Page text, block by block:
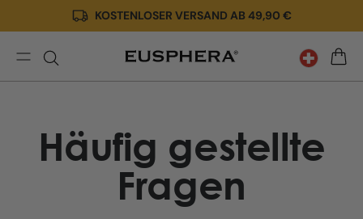
zum
Inhalt
KOSTENLOSER VERSAND AB 49,90 €
Häufig gestellte
Fragen